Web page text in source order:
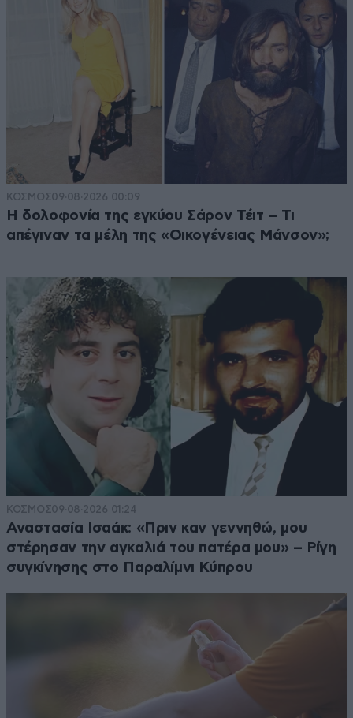
ΚΟΣΜΟΣ09·08·2026 00:09
Η δολοφονία της εγκύου Σάρον Τέιτ – Τι
απέγιναν τα μέλη της «Οικογένειας Μάνσον»;
ΚΟΣΜΟΣ09·08·2026 01:24
Αναστασία Ισαάκ: «Πριν καν γεννηθώ, μου
στέρησαν την αγκαλιά του πατέρα μου» – Ρίγη
συγκίνησης στο Παραλίμνι Κύπρου